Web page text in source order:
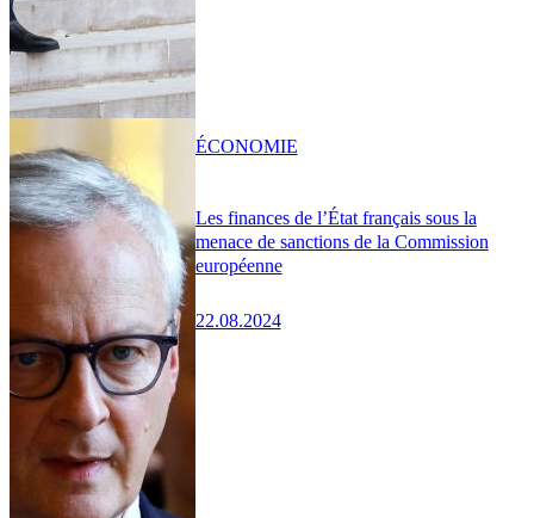
Les finances de l’État français sous la
menace de sanctions de la Commission
européenne
22.08.2024
ÉCONOMIE